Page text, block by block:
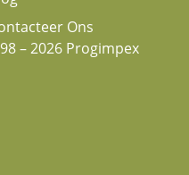
Ons
– 2026 Progimpex